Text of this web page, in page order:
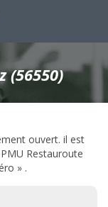
(56550)
ouvert. il est
Restauroute
» .